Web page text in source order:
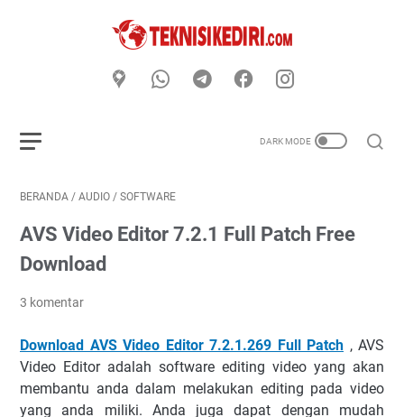
BERANDA / AUDIO / SOFTWARE
AVS Video Editor 7.2.1 Full Patch Free
Download
3 komentar
Download AVS Video Editor 7.2.1.269 Full Patch , AVS
Video Editor adalah software editing video yang akan
membantu anda dalam melakukan editing pada video
yang anda miliki. Anda juga dapat dengan mudah